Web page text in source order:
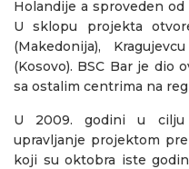
Holandije a sproveden od
U sklopu projekta
(Makedonija),
(Kosovo). BSC Bar je dio
sa ostalim centrima na
U 2009. godini u cilju
upravljanje projektom
koji su oktobra iste